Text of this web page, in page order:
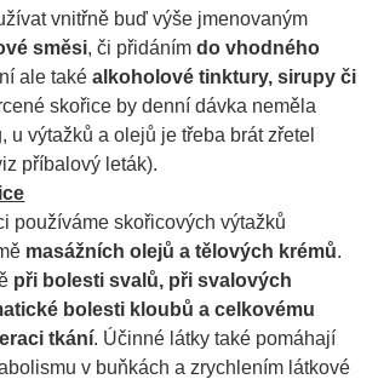
vnitřně buď výše jmenovaným
směsi, či přidánímdo vhodného
ale takéalkoholové tinktury, sirupy či
skořice by denní dávka neměla
u výtažků a olejů je třeba brát zřetel
příbalový leták).
používáme skořicových výtažků
masážních olejů a tělových krémů.
při bolesti svalů, při svalových
bolesti kloubů a celkovému
tkání. Účinné látky také pomáhají
v buňkách a zrychlením látkové